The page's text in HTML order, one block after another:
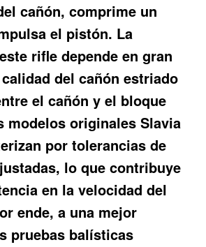
cañón, comprime un
el pistón. La
rifle depende en gran
del cañón estriado
el cañón y el bloque
modelos originales Slavia
por tolerancias de
lo que contribuye
en la velocidad del
ende, a una mejor
pruebas balísticas